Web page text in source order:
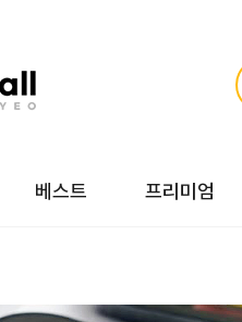
베스트 프리미엄